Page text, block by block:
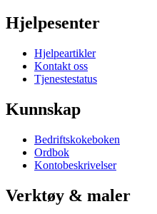
Hjelpesenter
Hjelpeartikler
Kontakt oss
Tjenestestatus
Kunnskap
Bedriftskokeboken
Ordbok
Kontobeskrivelser
Verktøy & maler